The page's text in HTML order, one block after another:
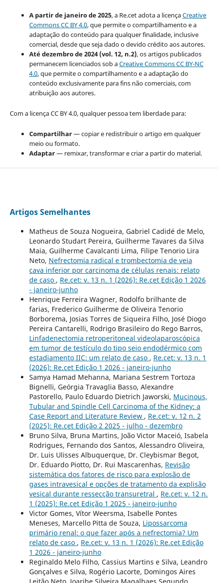
A partir de janeiro de 2025, a Re.cet adota a licençaCreative
Commons CC BY 4.0, que permite o compartilhamento e a
adaptação do conteúdo para qualquer finalidade, inclusive
comercial, desde que seja dado o devido crédito aos autores.
Até dezembro de 2024 (vol. 12, n.2), os artigos publicados
permanecem licenciados sob aCreative Commons CC BY-NC
4.0, que permite o compartilhamento e a adaptação do
conteúdo exclusivamente para fins não comerciais, com
atribuição aos autores.
Com a licença CC BY 4.0, qualquer pessoa tem liberdade para:
Compartilhar— copiar e redistribuir o artigo em qualquer
meio ou formato.
Adaptar— remixar, transformar e criar a partir do material.
Artigos Semelhantes
Matheus de Souza Nogueira, Gabriel Cadidé de Melo,
Leonardo Studart Pereira, Guilherme Tavares da Silva
Maia, Guilherme Cavalcanti Lima, Filipe Tenorio Lira
Neto, Nefrectomia radical e trombectomia de veia
cava inferior por carcinoma de células renais: relato
de caso , Re.cet: v. 13 n. 1 (2026): Re.cet Edição 1 2026
- janeiro-junho
Henrique Ferreira Wagner, Rodolfo brilhante de
farias, Frederico Guilherme de Oliveira Tenorio
Borborema, Josias Torres de Siqueira Filho, José Diogo
Pereira Cantarelli, Rodrigo Brasileiro do Rego Barros,
Linfadenectomia retroperitoneal videolaparoscópica
em tumor de testículo do tipo seio endodérmico com
estadiamento IIC: um relato de caso , Re.cet: v. 13 n. 1
(2026): Re.cet Edição 1 2026 - janeiro-junho
Samya Hamad Mehanna, Mariana Sestrem Tortoza
Bignelli, Geórgia Travaglia Basso, Alexandre
Pastorello, Paulo Eduardo Dietrich Jaworski, Mucinous,
Tubular and Spindle Cell Carcinoma of the Kidney: a
Case Report and Literature Review , Re.cet: v. 12 n. 2
(2025): Re.cet Edição 2 2025 - julho - dezembro
Bruno Silva, Bruna Martins, João Victor Maceió, Isabela
Rodrigues, Fernando dos Santos, Alessandro Oliveira,
Dr. Luis Ulisses Albuquerque, Dr. Cleybismar Begot,
Dr. Eduardo Piotto, Dr. Rui Mascarenhas, Revisão
sistemática dos fatores de risco para explosão de
gases intravesical e opções de tratamento da explisão
vesical durante ressecção transuretral , Re.cet: v. 12 n.
1 (2025): Re.cet Edição 1 2025 - janeiro-junho
Victor Gomes, Vítor Weersma, Isabelle Pontes
Meneses, Marcello Pitta de Souza, Lipossarcoma
primário renal: o que fazer após a nefrectomia? Um
relato de caso , Re.cet: v. 13 n. 1 (2026): Re.cet Edição
1 2026 - janeiro-junho
Reginaldo Melo Filho, Cassius Martins e Silva, Leandro
Gonçalves e Silva, Rogério Lacorte, Domingos Aires